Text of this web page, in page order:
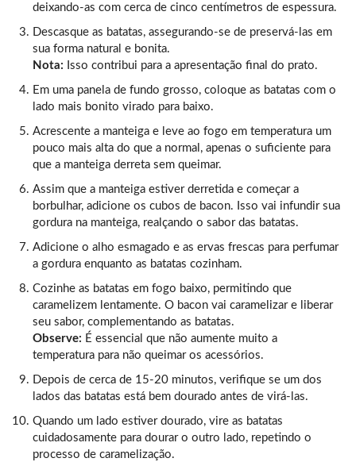
deixando-as com cerca de cinco centímetros de espessura.
Descasque as batatas, assegurando-se de preservá-las em
sua forma natural e bonita.
Nota: Isso contribui para a apresentação final do prato.
Em uma panela de fundo grosso, coloque as batatas com o
lado mais bonito virado para baixo.
Acrescente a manteiga e leve ao fogo em temperatura um
pouco mais alta do que a normal, apenas o suficiente para
que a manteiga derreta sem queimar.
Assim que a manteiga estiver derretida e começar a
borbulhar, adicione os cubos de bacon. Isso vai infundir sua
gordura na manteiga, realçando o sabor das batatas.
Adicione o alho esmagado e as ervas frescas para perfumar
a gordura enquanto as batatas cozinham.
Cozinhe as batatas em fogo baixo, permitindo que
caramelizem lentamente. O bacon vai caramelizar e liberar
seu sabor, complementando as batatas.
Observe: É essencial que não aumente muito a
temperatura para não queimar os acessórios.
Depois de cerca de 15-20 minutos, verifique se um dos
lados das batatas está bem dourado antes de virá-las.
Quando um lado estiver dourado, vire as batatas
cuidadosamente para dourar o outro lado, repetindo o
processo de caramelização.